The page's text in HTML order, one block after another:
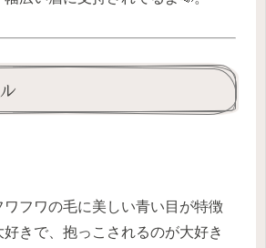
ワフワの毛に美しい青い目が特徴
きで、抱っこされるのが大好き